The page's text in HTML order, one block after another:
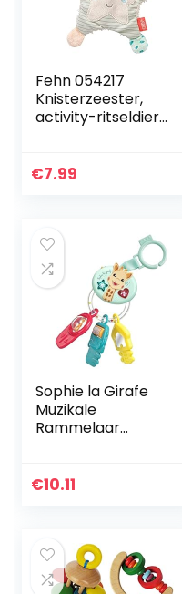
Fehn 054217
Knisterzeester,
activity-ritseldier
baby’s en peuters
€7.99
Sophie la Girafe
Muzikale
Rammelaar
€10.11